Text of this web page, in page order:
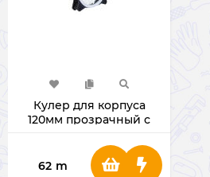
Кулер для корпуса
120мм прозрачный с
62 m